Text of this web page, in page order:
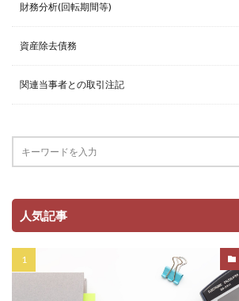
財務分析(回転期間等)
資産除去債務
関連当事者との取引注記
人気記事